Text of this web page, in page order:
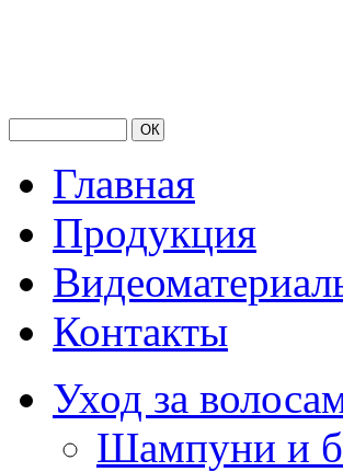
Главная
Продукция
Контакты
Уход за
Шампуни и